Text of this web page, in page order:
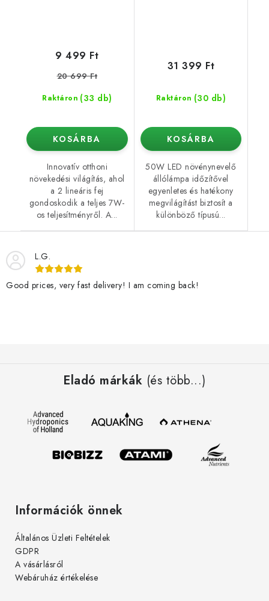
Raktáron (33 db)
9 499 Ft
20 699 Ft
KOSÁRBA
Innovatív otthoni
növekedési világítás, ahol
a 2 lineáris fej
gondoskodik a teljes 7W-
os teljesítményről. A...
Raktáron (30 db)
31 399 Ft
KOSÁRBA
50W LED növénynevelő
állólámpa időzítővel
egyenletes és hatékony
megvilágítást biztosít a
különböző típusú...
L.G.
Good prices, very fast delivery! I am coming back!
Eladó márkák (és több...)
Információk önnek
Általános Üzleti Feltételek
GDPR
A vásárlásról
Webáruház értékelése